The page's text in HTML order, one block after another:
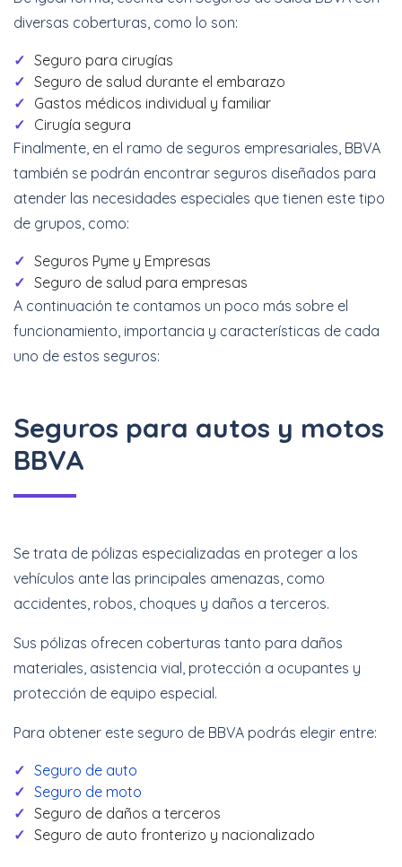
diversas coberturas, como lo son:
Seguro para cirugías
Seguro de salud durante el embarazo
Gastos médicos individual y familiar
Cirugía segura
Finalmente, en el ramo de seguros empresariales, BBVA
también se podrán encontrar seguros diseñados para
atender las necesidades especiales que tienen este tipo
de grupos, como:
Seguros Pyme y Empresas
Seguro de salud para empresas
A continuación te contamos un poco más sobre el
funcionamiento, importancia y características de cada
uno de estos seguros:
Seguros para autos y motos
BBVA
Se trata de pólizas especializadas en proteger a los
vehículos ante las principales amenazas, como
accidentes, robos, choques y daños a terceros.
Sus pólizas ofrecen coberturas tanto para daños
materiales, asistencia vial, protección a ocupantes y
protección de equipo especial.
Para obtener este seguro de BBVA podrás elegir entre:
Seguro de auto
Seguro de moto
Seguro de daños a terceros
Seguro de auto fronterizo y nacionalizado